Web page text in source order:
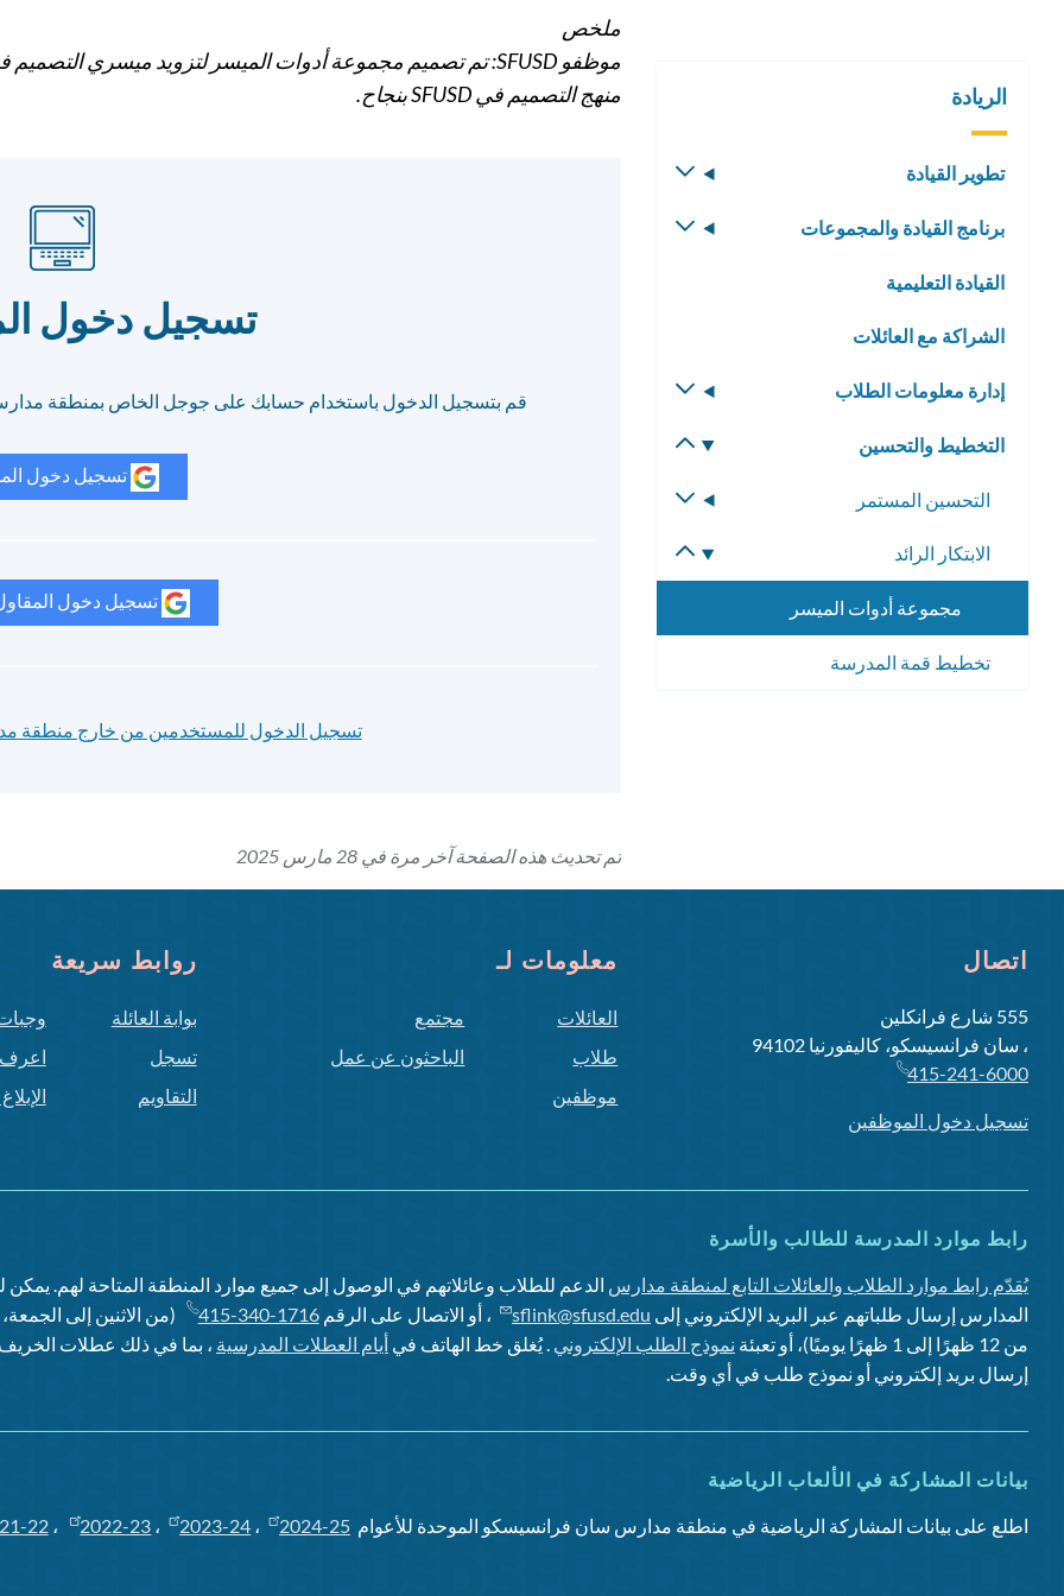
ملخص
منهج التصميم في SFUSD بنجاح.
تسجيل دخول
قم بتسجيل الدخول باستخدام حسابك على جوجل الخاص بمنطقة
تسجيل دخول
تسجيل دخول
تسجيل الدخول للمستخدمين من خارج منطقة
تم تحديث هذه الصفحة آخر مرة في 28 مارس 2025
الريادة
تطوير القيادة
برنامج القيادة والمجموعات
القيادة التعليمية
الشراكة مع العائلات
إدارة معلومات الطلاب
التخطيط والتحسين
التحسين المستمر
الابتكار الرائد
القائمة
مجموعة أدوات الميسر
تخطيط قمة المدرسة
اتصال
555 شارع فرانكلين
، سان فرانسيسكو، كاليفورنيا 94102
415-241-6000
تسجيل دخول الموظفين
معلومات لـ
العائلات
طلاب
موظفين
مجتمع
الباحثون عن عمل
روابط سريعة
بوابة العائلة
تسجل
التقاويم
رابط موارد المدرسة للطالب والأسرة
يُقدّم رابط موارد الطلاب والعائلات التابع لمنطقة مدارس الدعم للطلاب وعائلاتهم في الوصول إلى جميع موارد المنطقة المتاحة لهم.
المدارس إرسال طلباتهم عبر البريد الإلكتروني إلى sflink@sfusd.edu ، أو الاتصال على الرقم415-340-1716
من 12 ظهرًا إلى 1 ظهرًا يوميًا)، أو تعبئة
نموذج الطلب الإلكتروني . يُغلق خط الهاتف في أيام العطلات المدرسية ، بما في ذلك عطلات الخريف
إرسال بريد إلكتروني أو نموذج طلب في أي وقت.
بيانات المشاركة في الألعاب الرياضية
اطلع على بيانات المشاركة الرياضية في منطقة مدارس سان فرانسيسكو الموحدة للأعوام 2024-25 ، 2023-24 ، 2022-23 ،22